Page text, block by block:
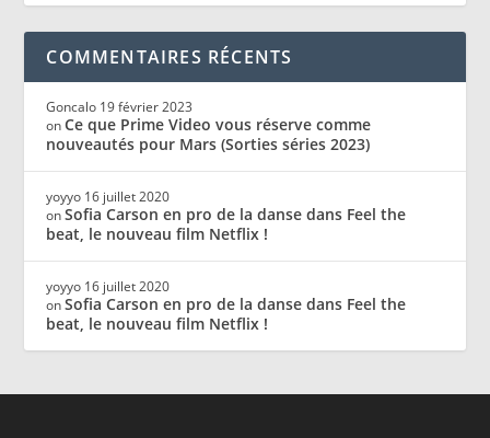
COMMENTAIRES RÉCENTS
Goncalo 19 février 2023
onCe que Prime Video vous réserve comme
nouveautés pour Mars (Sorties séries 2023)
yoyyo 16 juillet 2020
onSofia Carson en pro de la danse dans Feel the
beat, le nouveau film Netflix !
yoyyo 16 juillet 2020
onSofia Carson en pro de la danse dans Feel the
beat, le nouveau film Netflix !